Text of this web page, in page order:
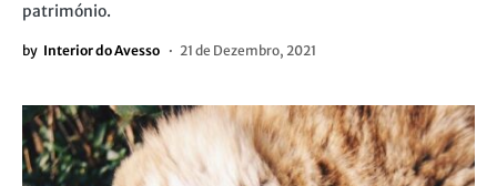
património.
by Interior do Avesso 21 de Dezembro, 2021